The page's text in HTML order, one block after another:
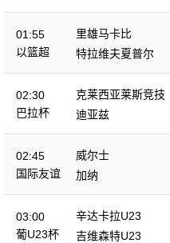
01:55
以篮超
里雄马卡比
特拉维夫夏普尔
02:30
巴拉杯
克莱西亚莱斯竞技
迪亚兹
02:45
国际友谊
威尔士
加纳
03:00
葡U23杯
辛达卡拉U23
吉维森特U23